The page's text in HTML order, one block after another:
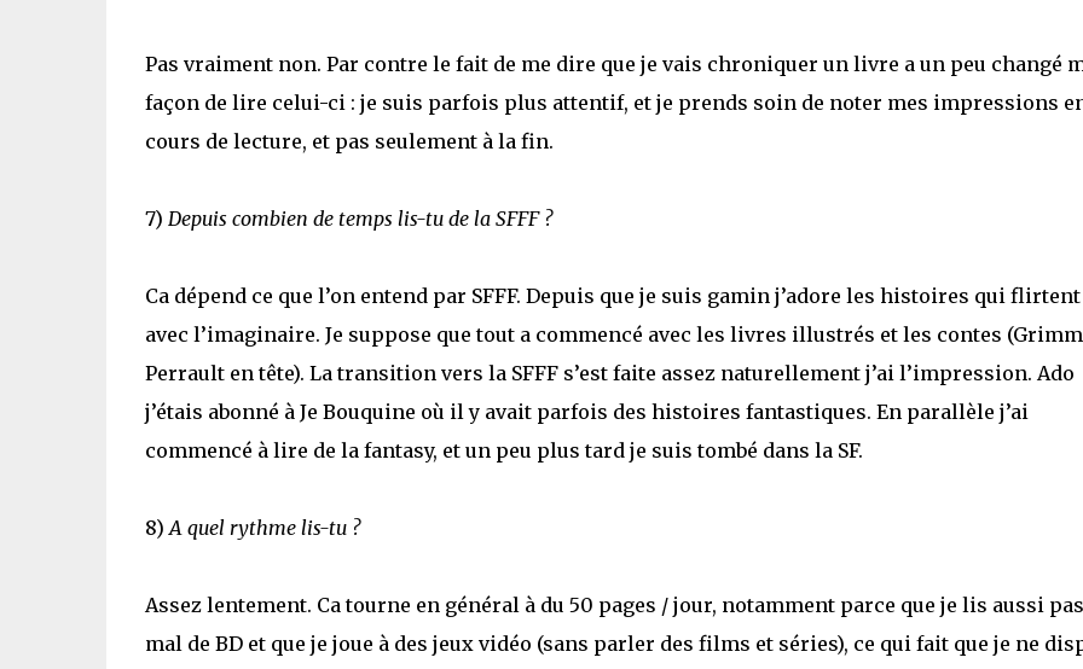
Pas vraiment non. Par contre le fait de me dire que je vais chroniquer un livre a un peu changé
façon de lire celui-ci : je suis parfois plus attentif, et je prends soin de noter mes impressions
cours de lecture, et pas seulement à la fin.
7) Depuis combien de temps lis-tu de la SFFF ?
Ca dépend ce que l’on entend par SFFF. Depuis que je suis gamin j’adore les histoires qui flirtent
avec l’imaginaire. Je suppose que tout a commencé avec les livres illustrés et les contes
Perrault en tête). La transition vers la SFFF s’est faite assez naturellement j’ai l’impression. Ado
j’étais abonné à Je Bouquine où il y avait parfois des histoires fantastiques. En parallèle j’ai
commencé à lire de la fantasy, et un peu plus tard je suis tombé dans la SF.
8)A quel rythme lis-tu ?
Assez lentement. Ca tourne en général à du 50 pages / jour, notamment parce que je lis aussi pas
mal de BD et que je joue à des jeux vidéo (sans parler des films et séries), ce qui fait que je ne